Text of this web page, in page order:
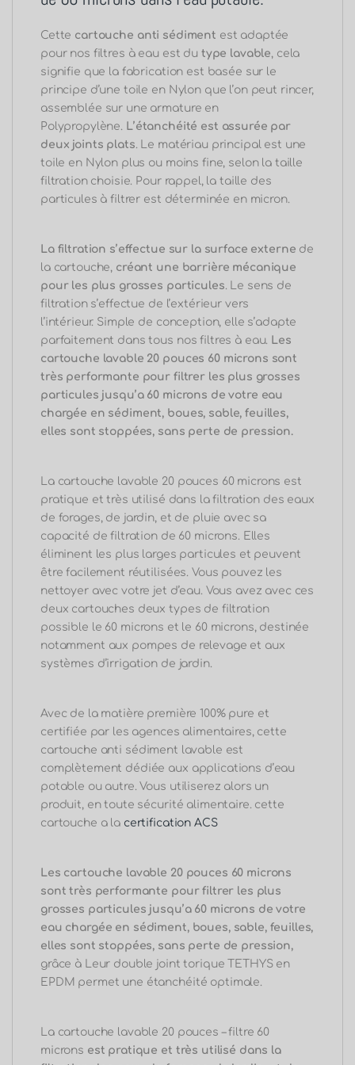
Cette cartouche anti sédiment est adaptée
pour nos filtres à eau est du type lavable, cela
signifie que la fabrication est basée sur le
principe d’une toile en Nylon que l’on peut rincer,
assemblée sur une armature en
Polypropylène. L’étanchéité est assurée par
deux joints plats. Le matériau principal est une
toile en Nylon plus ou moins fine, selon la taille
filtration choisie. Pour rappel, la taille des
particules à filtrer est déterminée en micron.
La filtration s’effectue sur la surface externe de
la cartouche, créant une barrière mécanique
pour les plus grosses particules. Le sens de
filtration s’effectue de l’extérieur vers
l’intérieur. Simple de conception, elle s’adapte
parfaitement dans tous nos filtres à eau. Les
cartouche lavable 20 pouces 60 microns sont
très performante pour filtrer les plus grosses
particules jusqu’a 60 microns de votre eau
chargée en sédiment, boues, sable, feuilles,
elles sont stoppées, sans perte de pression.
La cartouche lavable 20 pouces 60 microns est
pratique et très utilisé dans la filtration des eaux
de forages, de jardin, et de pluie avec sa
capacité de filtration de 60 microns. Elles
éliminent les plus larges particules et peuvent
être facilement réutilisées. Vous pouvez les
nettoyer avec votre jet d’eau. Vous avez avec ces
deux cartouches deux types de filtration
possible le 60 microns et le 60microns, destinée
notamment aux pompes de relevage et aux
systèmes d’irrigation de jardin.
Avec de la matière première100%pure et
certifiée par les agences alimentaires, cette
cartouche anti sédiment lavable est
complètement dédiée aux applications d’eau
potable ou autre. Vous utiliserez alors un
produit, en toute sécurité alimentaire. cette
cartouche a la certification ACS
Les cartouche lavable 20 pouces 60 microns
sont très performante pour filtrer les plus
grosses particules jusqu’a 60 microns de votre
eau chargée en sédiment, boues, sable, feuilles,
elles sont stoppées, sans perte de pression,
grâce à Leur double joint torique TETHYS en
EPDM permet une étanchéité optimale.
La cartouche lavable 20 pouces – filtre 60
microns est pratique et très utilisé dans la